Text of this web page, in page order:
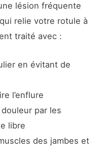
lésion fréquente
relie votre rotule à
traité avec :
en évitant de
l’enflure
par les
libre
des jambes et